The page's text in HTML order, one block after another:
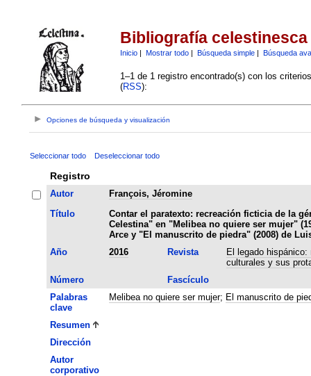
Bibliografía celestinesca
Inicio| Mostrar todo| Búsqueda simple| Búsqueda
1–1 de 1 registro encontrado(s) con los
(RSS):
Opciones de búsqueda y visualización
Seleccionar todo Deseleccionar todo
Registro
Autor
François, Jéromine
Título
Contar el paratexto: recreación ficticia de la
Celestina" en "Melibea no quiere ser mujer"
Arce y "El manuscrito de piedra" (2008) de
Año
2016 Revista
El legado
culturales y sus
Número
Fascículo
Palabras
clave
Melibea no quiere ser mujer; El manuscrito de
Resumen
Dirección
Autor
corporativo